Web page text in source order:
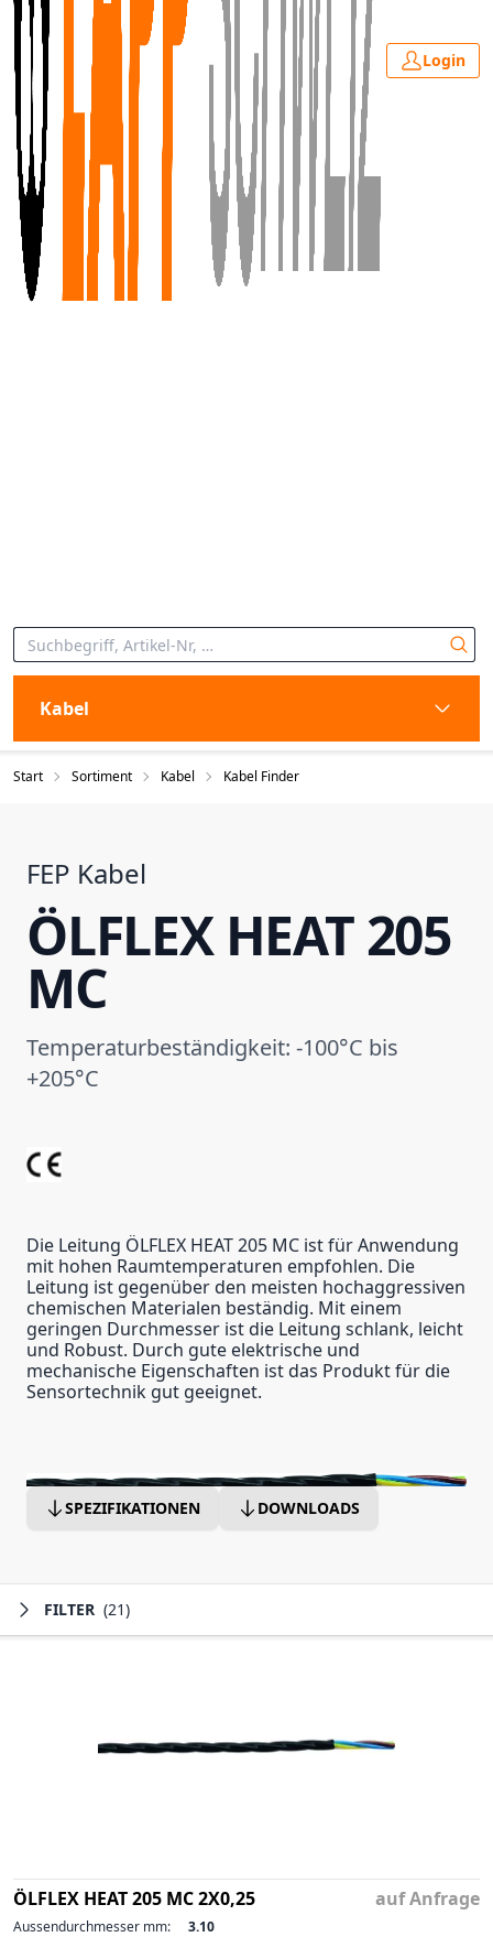
Login
Kabel
Start Sortiment Kabel Kabel Finder
FEP Kabel
ÖLFLEX HEAT 205
MC
Temperaturbeständigkeit: -100°C bis
+205°C
Die Leitung ÖLFLEX HEAT 205 MC ist für Anwendung
mit hohen Raumtemperaturen empfohlen. Die
Leitung ist gegenüber den meisten hochaggressiven
chemischen Materialen beständig. Mit einem
geringen Durchmesser ist die Leitung schlank, leicht
und Robust. Durch gute elektrische und
mechanische Eigenschaften ist das Produkt für die
Sensortechnik gut geeignet.
SPEZIFIKATIONEN DOWNLOADS
FILTER (21)
ÖLFLEX HEAT 205 MC 2X0,25 auf Anfrage
Aussendurchmesser mm:
3.10